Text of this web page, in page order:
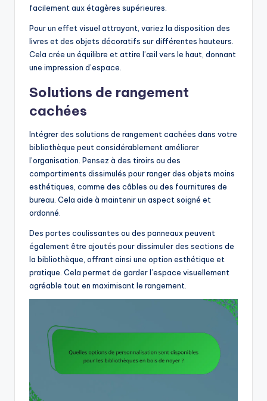
facilement aux étagères supérieures.
Pour un effet visuel attrayant, variez la disposition des
livres et des objets décoratifs sur différentes hauteurs.
Cela crée un équilibre et attire l’œil vers le haut, donnant
une impression d’espace.
Solutions de rangement
cachées
Intégrer des solutions de rangement cachées dans votre
bibliothèque peut considérablement améliorer
l’organisation. Pensez à des tiroirs ou des
compartiments dissimulés pour ranger des objets moins
esthétiques, comme des câbles ou des fournitures de
bureau. Cela aide à maintenir un aspect soigné et
ordonné.
Des portes coulissantes ou des panneaux peuvent
également être ajoutés pour dissimuler des sections de
la bibliothèque, offrant ainsi une option esthétique et
pratique. Cela permet de garder l’espace visuellement
agréable tout en maximisant le rangement.